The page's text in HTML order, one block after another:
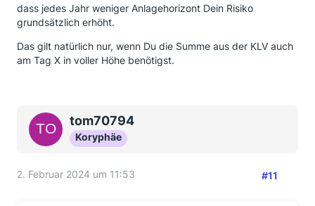
dass jedes Jahr weniger Anlagehorizont Dein Risiko
grundsätzlich erhöht.
Das gilt natürlich nur, wenn Du die Summe aus der KLV auch
am Tag X in voller Höhe benötigst.
tom70794
Koryphäe
2. Februar 2024 um 11:53 #11